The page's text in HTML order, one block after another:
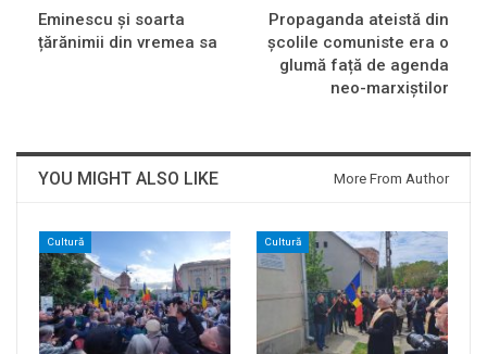
Eminescu și soarta
țărănimii din vremea sa
Propaganda ateistă din
școlile comuniste era o
glumă față de agenda
neo-marxiștilor
YOU MIGHT ALSO LIKE More From Author
Cultură Cultură